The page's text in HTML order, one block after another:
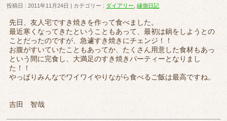
投稿日 : 2011年11月24日 カテゴリー : ダイアリー ,縁側日記
先日、友人宅ですき焼きを作って食べました。
最近寒くなってきたということもあって、最初は鍋をしようとの
ことだったのですが、急遽すき焼きにチェンジ！！
お腹がすいていたこともあってか、たくさん用意した食材もあっ
という間に完食し、大満足のすき焼きパーティーとなりまし
た！！
やっぱりみんなでワイワイやりながら食べるご飯は最高ですね。
吉田 智哉